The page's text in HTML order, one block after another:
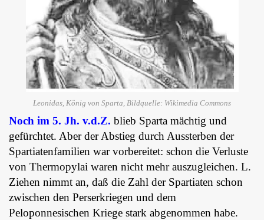
Leonidas, König von Sparta, Bildquelle: Wikimedia Commons
Noch im 5. Jh. v.d.Z. blieb Sparta mächtig und
gefürchtet. Aber der Abstieg durch Aussterben der
Spartiatenfamilien war vorbereitet: schon die Verluste
von Thermopylai waren nicht mehr auszugleichen. L.
Ziehen nimmt an, daß die Zahl der Spartiaten schon
zwischen den Perserkriegen und dem
Peloponnesischen Kriege stark abgenommen habe.